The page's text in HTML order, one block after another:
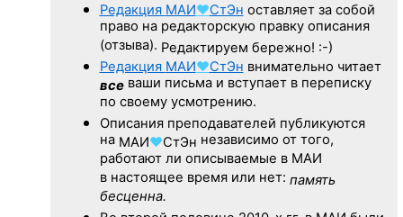
Редакция МАИ♥СтЭн оставляет за собой
право на редакторскую правку описания
(отзыва). Редактируем бережно! :-)
Редакция МАИ♥СтЭн внимательно читает
всеваши письма и вступает в переписку
по своему усмотрению.
Описания преподавателей публикуются
на МАИ♥СтЭн независимо от того,
работают ли описываемые в МАИ
в настоящее время или нет: память
бесценна.